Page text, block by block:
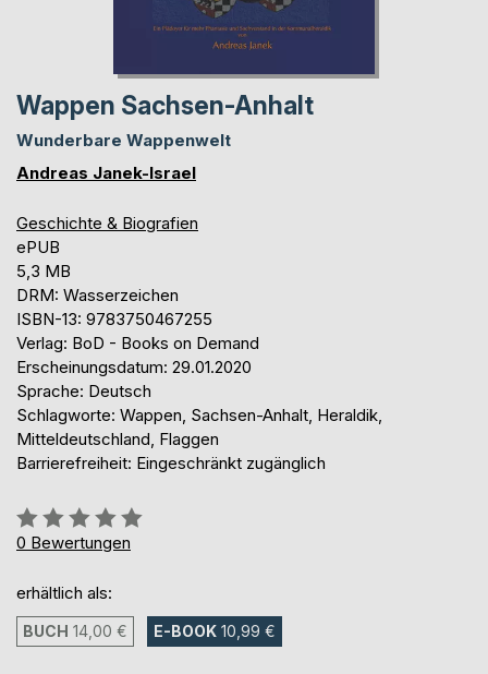
Wappen Sachsen-Anhalt
Wunderbare Wappenwelt
Andreas Janek-Israel
Geschichte & Biografien
ePUB
5,3 MB
DRM: Wasserzeichen
ISBN-13: 9783750467255
Verlag: BoD - Books on Demand
Erscheinungsdatum: 29.01.2020
Sprache: Deutsch
Schlagworte: Wappen, Sachsen-Anhalt, Heraldik,
Mitteldeutschland, Flaggen
Barrierefreiheit: Eingeschränkt zugänglich
Bewertung::
0%
0 Bewertungen
erhältlich als:
BUCH 14,00 € E-BOOK 10,99 €